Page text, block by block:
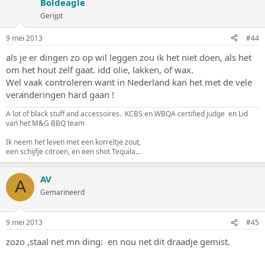
Gerijpt
9 mei 2013 #44
als je er dingen zo op wil leggen zou ik het niet doen, als het
om het hout zelf gaat. idd olie, lakken, of wax.
Wel vaak controleren want in Nederland kan het met de vele
veranderingen hard gaan !
A lot of black stuff and accessoires. KCBS en WBQA certified judge en Lid
van het M&G BBQ team
Ik neem het leven met een korreltje zout,
een schijfje citroen, en een shot Tequila...
A AV
Gemarineerd
9 mei 2013 #45
zozo ,staal net mn ding: en nou net dit draadje gemist.